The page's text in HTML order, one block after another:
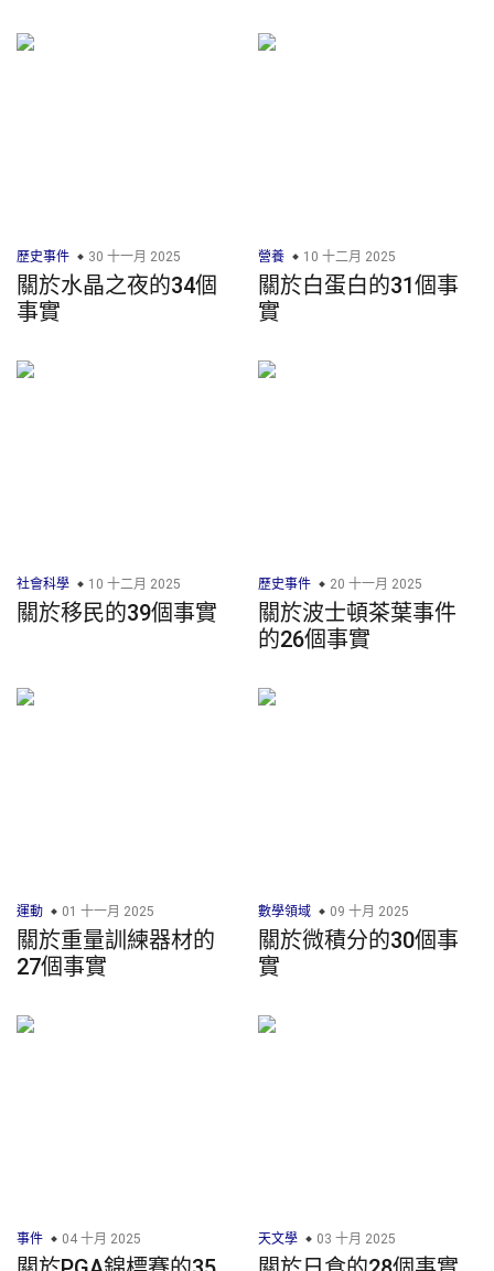
歷史事件 30 十一月 2025
關於水晶之夜的34個
事實
營養 10 十二月 2025
關於白蛋白的31個事
實
社會科學 10 十二月 2025
關於移民的39個事實
歷史事件 20 十一月 2025
關於波士頓茶葉事件
的26個事實
運動 01 十一月 2025
關於重量訓練器材的
27個事實
數學領域 09 十月 2025
關於微積分的30個事
實
事件 04 十月 2025 天文學 03 十月 2025